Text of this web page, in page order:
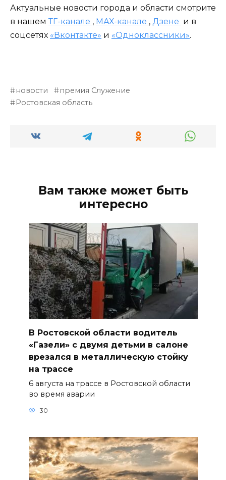
Актуальные новости города и области смотрите
в нашем ТГ-канале , МАХ-канале , Дзене и в
соцсетях «Вконтакте» и «Одноклассники».
новости
премия Служение
Ростовская область
Вам также может быть
интересно
В Ростовской области водитель
«Газели» с двумя детьми в салоне
врезался в металлическую стойку
на трассе
6 августа на трассе в Ростовской области
во время аварии
30